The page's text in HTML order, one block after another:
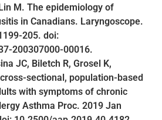
M. The epidemiology of
in Canadians. Laryngoscope.
205. doi:
200307000-00016.
JC, Biletch R, Grosel K,
sectional, population-based
with symptoms of chronic
Asthma Proc. 2019 Jan